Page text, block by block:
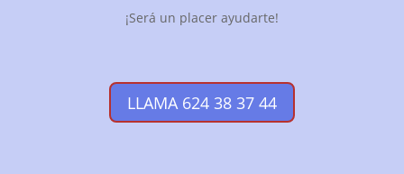
¡Será un placer ayudarte!
LLAMA 624 38 37 44